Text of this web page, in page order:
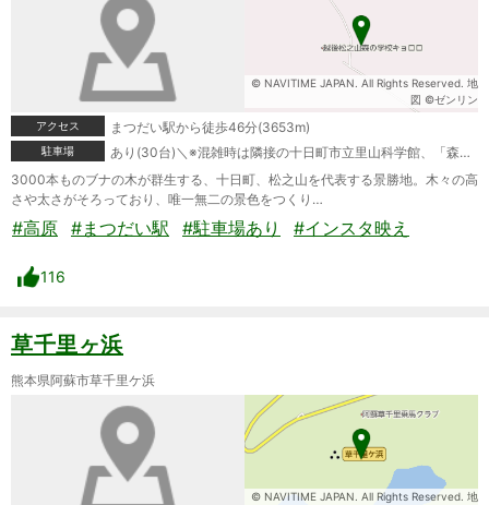
© NAVITIME JAPAN. All Rights Reserved. 地
図 ©ゼンリン
アクセス
まつだい駅から徒歩46分(3653m)
駐車場
あり(30台)＼※混雑時は隣接の十日町市立里山科学館、「森の学校」キョロロ駐車所を利用
3000本ものブナの木が群生する、十日町、松之山を代表する景勝地。木々の高
さや太さがそろっており、唯一無二の景色をつくり…
#高原 #まつだい駅 #駐車場あり #インスタ映え
116
草千里ヶ浜
熊本県阿蘇市草千里ケ浜
© NAVITIME JAPAN. All Rights Reserved. 地